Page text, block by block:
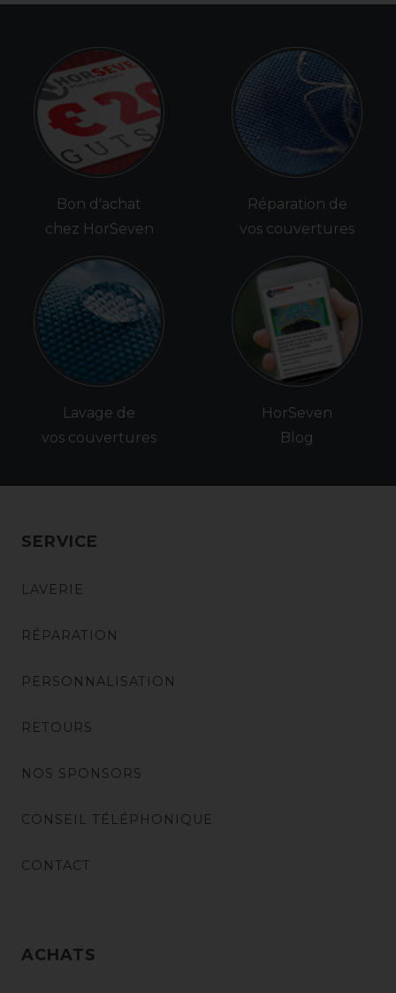
Bon d'achat
chez HorSeven
Lavage de
vos couvertures
Réparation de
vos couvertures
HorSeven
Blog
SERVICE
LAVERIE
RÉPARATION
PERSONNALISATION
RETOURS
NOS SPONSORS
CONSEIL TÉLÉPHONIQUE
CONTACT
ACHATS